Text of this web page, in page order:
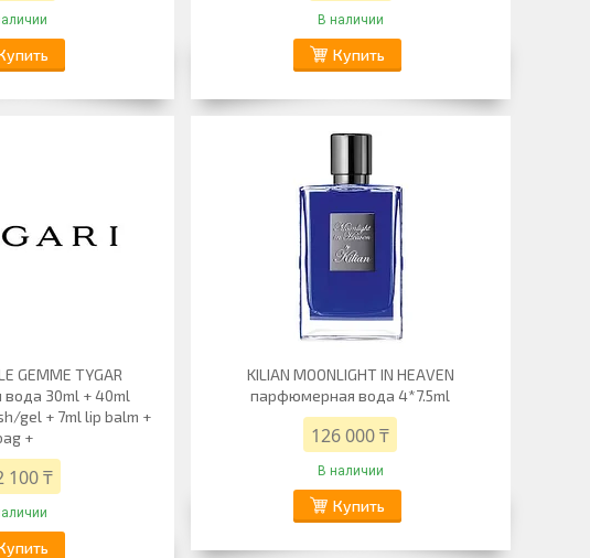
В наличии
Купить
GEMME TYGAR
30ml + 40ml
gel + 7ml lip balm +
+
100 ₸
KILIAN MOONLIGHT IN HEAVEN
парфюмерная вода 4*7.5ml
126 000 ₸
В наличии
Купить